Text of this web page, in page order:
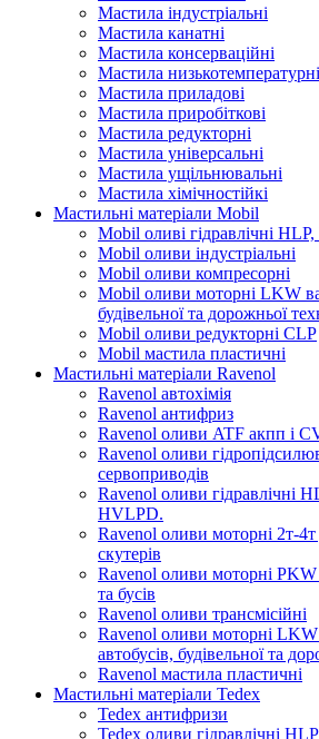
Мастила індустріальні
Мастила канатні
Мастила консерваційні
Мастила низькотемпературні
Мастила приладові
Мастила приробіткові
Мастила редукторні
Мастила універсальні
Мастила ущільнювальні
Мастила хімічностійкі
Мастильні матеріали Mobil
Mobil оливі гідравлічні
Mobil оливи індустріальні
Mobil оливи компресорні
Mobil оливи моторні LKW
будівельної та дорожньої
Mobil оливи редукторні CLP
Mobil мастила пластичні
Мастильні матеріали Ravenol
Ravenol автохімія
Ravenol антифриз
Ravenol оливи ATF акпп і
Ravenol оливи
сервоприводів
Ravenol оливи гідравлічні
HVLPD.
Ravenol оливи моторні 2т-4т
скутерів
Ravenol оливи моторні PKW
та бусів
Ravenol оливи трансмісійні
Ravenol оливи моторні LKW
автобусів, будівельної та
Ravenol мастила пластичні
Мастильні матеріали Tedex
Tedex антифризи
Tedex оливи гідравлічні